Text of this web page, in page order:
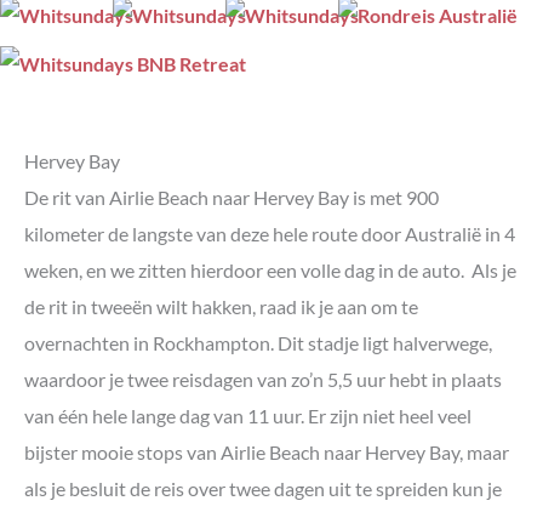
Hervey Bay
De rit van Airlie Beach naar Hervey Bay is met 900
kilometer de langste van deze hele route door Australië in 4
weken, en we zitten hierdoor een volle dag in de auto. Als je
de rit in tweeën wilt hakken, raad ik je aan om te
overnachten in Rockhampton. Dit stadje ligt halverwege,
waardoor je twee reisdagen van zo’n 5,5 uur hebt in plaats
van één hele lange dag van 11 uur. Er zijn niet heel veel
bijster mooie stops van Airlie Beach naar Hervey Bay, maar
als je besluit de reis over twee dagen uit te spreiden kun je